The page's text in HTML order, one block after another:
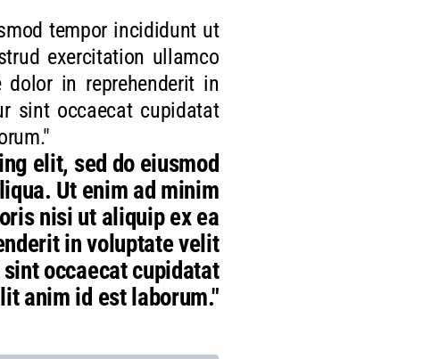
tempor incididunt ut
exercitation ullamco
in reprehenderit in
sint occaecat cupidatat
elit, sed do eiusmod
Ut enim ad minim
nisi ut aliquip ex ea
in voluptate velit
occaecat cupidatat
anim id est laborum."